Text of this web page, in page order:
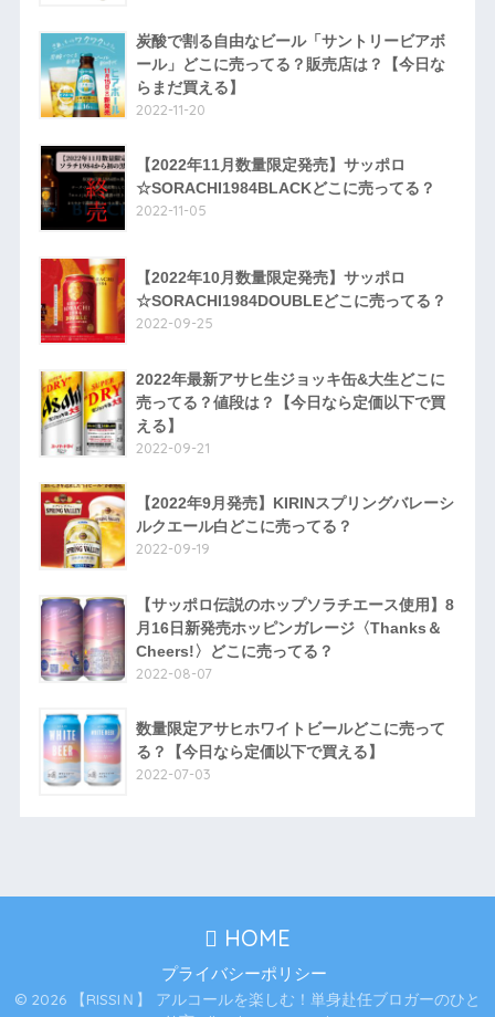
炭酸で割る自由なビール「サントリービアボ
ール」どこに売ってる？販売店は？【今日な
らまだ買える】
2022-11-20
【2022年11月数量限定発売】サッポロ
☆SORACHI1984BLACKどこに売ってる？
2022-11-05
【2022年10月数量限定発売】サッポロ
☆SORACHI1984DOUBLEどこに売ってる？
2022-09-25
2022年最新アサヒ生ジョッキ缶&大生どこに
売ってる？値段は？【今日なら定価以下で買
える】
2022-09-21
【2022年9月発売】KIRINスプリングバレーシ
ルクエール白どこに売ってる？
2022-09-19
【サッポロ伝説のホップソラチエース使用】8
月16日新発売ホッピンガレージ〈Thanks＆
Cheers!〉どこに売ってる？
2022-08-07
数量限定アサヒホワイトビールどこに売って
る？【今日なら定価以下で買える】
2022-07-03
HOME
プライバシーポリシー
© 2026 【RISSIＮ】 アルコールを楽しむ！単身赴任ブロガーのひと